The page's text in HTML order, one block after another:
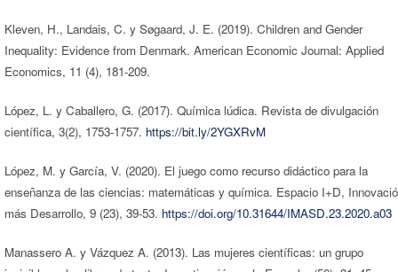
Kleven, H., Landais, C. y Søgaard, J. E. (2019). Children and Gender
Inequality: Evidence from Denmark. American Economic Journal: Applied
Economics, 11 (4), 181-209.
López, L. y Caballero, G. (2017). Química lúdica. Revista de divulgación
científica, 3(2), 1753-1757. https://bit.ly/2YGXRvM
López, M. y García, V. (2020). El juego como recurso didáctico para la
enseñanza de las ciencias: matemáticas y química. Espacio I+D,
más Desarrollo, 9 (23), 39-53. https://doi.org/10.31644/IMASD.23.2020.a03
Manassero A. y Vázquez A. (2013). Las mujeres científicas: un grupo